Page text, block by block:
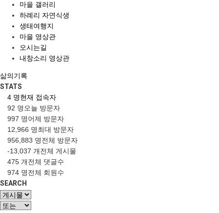
마을 갤러리
하례리 자연식생
생태여행지
마을 영상관
오시는길
내창소리 영상관
삶의기록
STATS
4 명현재 접속자
92 명 오늘 방문자
997 명어제 방문자
12,966 명최대 방문자
956,883 명전체 방문자
-13,037 개전체 게시물
475 개전체 댓글수
974 명전체 회원수
SEARCH